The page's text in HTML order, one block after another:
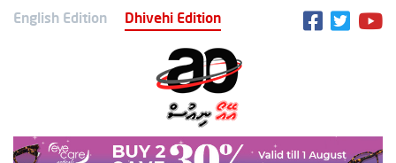
English Edition Dhivehi Edition